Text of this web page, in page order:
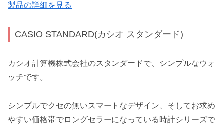
製品の詳細を見る
CASIO STANDARD(カシオ スタンダード)
カシオ計算機株式会社のスタンダードで、シンプルなウォ
ッチです。
シンプルでクセの無いスマートなデザイン、そしてお求め
やすい価格帯でロングセラーになっている時計シリーズで